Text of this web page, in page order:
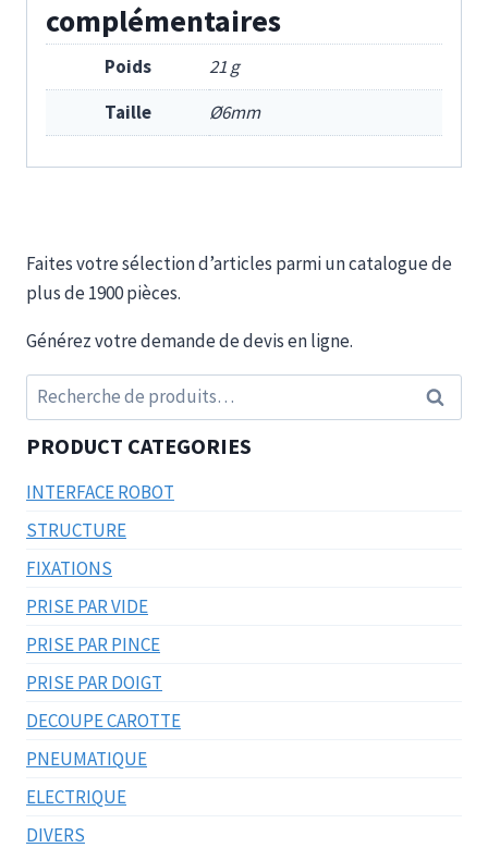
complémentaires
Poids
21 g
Taille
Ø6mm
Faites votre sélection d’articles parmi un catalogue de
plus de 1900 pièces.
Générez votre demande de devis en ligne.
Recherche
pour :
PRODUCT CATEGORIES
INTERFACE ROBOT
STRUCTURE
FIXATIONS
PRISE PAR VIDE
PRISE PAR PINCE
PRISE PAR DOIGT
DECOUPE CAROTTE
PNEUMATIQUE
ELECTRIQUE
DIVERS